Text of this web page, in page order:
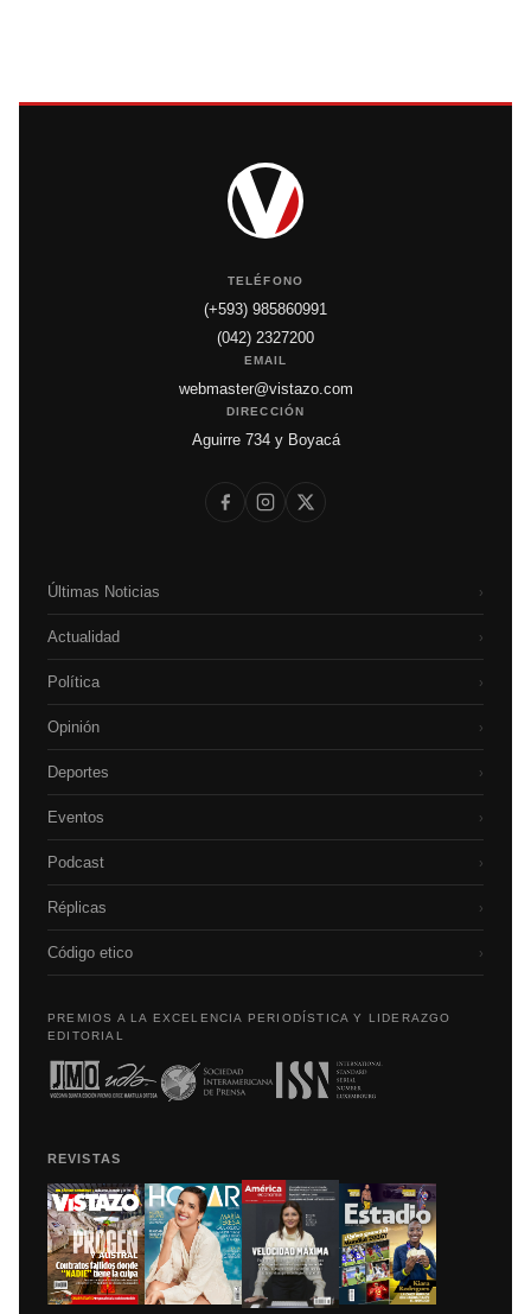
TELÉFONO
(+593) 985860991
(042) 2327200
EMAIL
webmaster@vistazo.com
DIRECCIÓN
Aguirre 734 y Boyacá
Últimas Noticias ›
Actualidad ›
Política ›
Opinión ›
Deportes ›
Eventos ›
Podcast ›
Réplicas ›
Código etico ›
PREMIOS A LA EXCELENCIA PERIODÍSTICA Y LIDERAZGO
EDITORIAL
REVISTAS